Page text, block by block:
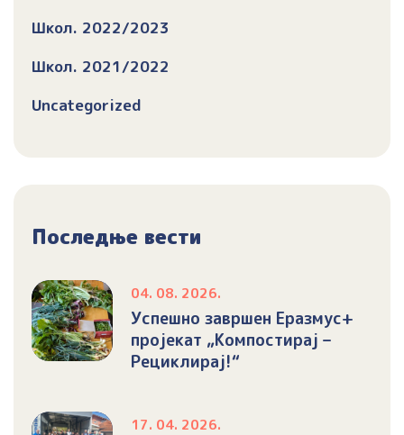
Школ. 2022/2023
Школ. 2021/2022
Uncategorized
Последње вести
04. 08. 2026.
Успешно завршен Еразмус+
пројекат „Компостирај –
Рециклирај!“
17. 04. 2026.